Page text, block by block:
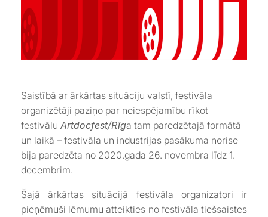
Saistībā ar ārkārtas situāciju valstī, festivāla
organizētāji paziņo par neiespējamību rīkot
festivālu Artdocfest/Rīga tam paredzētajā formātā
un laikā – festivāla un industrijas pasākuma norise
bija paredzēta no 2020.gada 26. novembra līdz 1.
decembrim.
Šajā ārkārtas situācijā festivāla organizatori ir
pieņēmuši lēmumu atteikties no festivāla tiešsaistes